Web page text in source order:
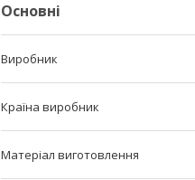
Основні
Виробник
Країна виробник
Матеріал виготовлення